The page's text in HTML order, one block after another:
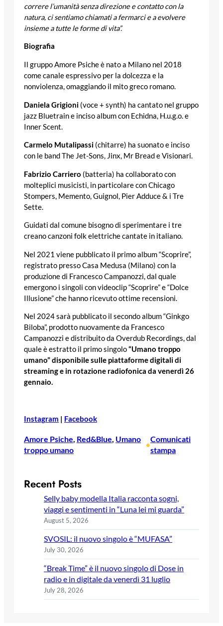
correre l’umanità senza direzione e contatto con la
natura, ci sentiamo chiamati a fermarci e a evolvere
insieme a tutte le forme di vita”.
Biografia
Il gruppo Amore Psiche è nato a Milano nel 2018
come canale espressivo per la dolcezza e la
nonviolenza, omaggiando il mito greco romano.
Daniela Grigioni (voce + synth) ha cantato nel gruppo
jazz Bluetrain e inciso album con Echidna, H.u.g.o. e
Inner Scent.
Carmelo Mutalipassi (chitarre) ha suonato e inciso
con le band The Jet-Sons, Jinx, Mr Bread e Visionari.
Fabrizio Carriero (batteria) ha collaborato con
molteplici musicisti, in particolare con Chicago
Stompers, Memento, Guignol, Pier Adduce & i Tre
Sette.
Guidati dal comune bisogno di sperimentare i tre
creano canzoni folk elettriche cantate in italiano.
Nel 2021 viene pubblicato il primo album “Scoprire”,
registrato presso Casa Medusa (Milano) con la
produzione di Francesco Campanozzi, dal quale
emergono i singoli con videoclip “Scoprire” e “Dolce
Illusione” che hanno ricevuto ottime recensioni.
Nel 2024 sarà pubblicato il secondo album “Ginkgo
Biloba”, prodotto nuovamente da Francesco
Campanozzi e distribuito da Overdub Recordings, dal
quale è estratto il primo singolo“Umano troppo
umano” disponibile sulle piattaforme digitali di
streaming e in rotazione radiofonica da venerdì 26
gennaio.
Instagram | Facebook
Amore Psiche, Red&Blue, Umano
troppo umano
•
Comunicati
stampa
Recent Posts
Selly baby modella Italia racconta sogni,
viaggi e sentimenti in “Luna lei mi guarda”
August 5, 2026
SVOSIL: il nuovo singolo è “MUFASA”
July 30, 2026
“Break Time” è il nuovo singolo di Dose in
radio e in digitale da venerdì 31 luglio
July 28, 2026